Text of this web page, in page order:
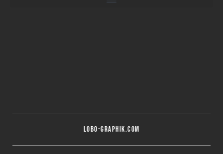
lobo-graphik.com